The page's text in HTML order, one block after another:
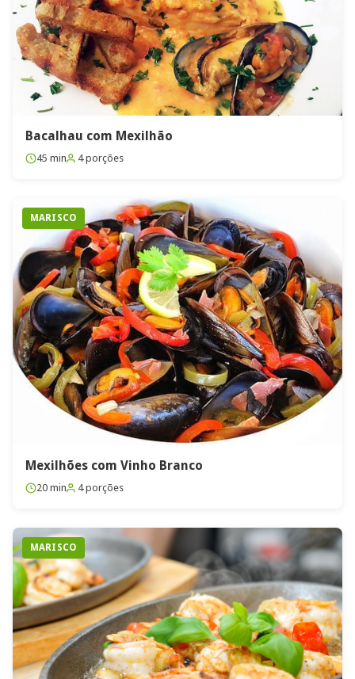
Bacalhau com Mexilhão
45 min 4 porções
MARISCO
Mexilhões com Vinho Branco
20 min 4 porções
MARISCO